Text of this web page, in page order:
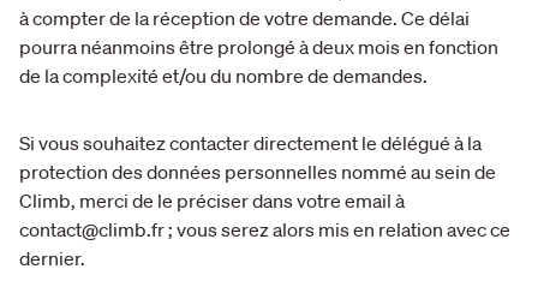
à compter de la réception de votre demande. Ce délai
pourra néanmoins être prolongé à deux mois en fonction
de la complexité et/ou du nombre de demandes.
Si vous souhaitez contacter directement le délégué à la
protection des données personnelles nommé au sein de
Climb, merci de le préciser dans votre email à
contact@climb.fr ; vous serez alors mis en relation avec ce
dernier.